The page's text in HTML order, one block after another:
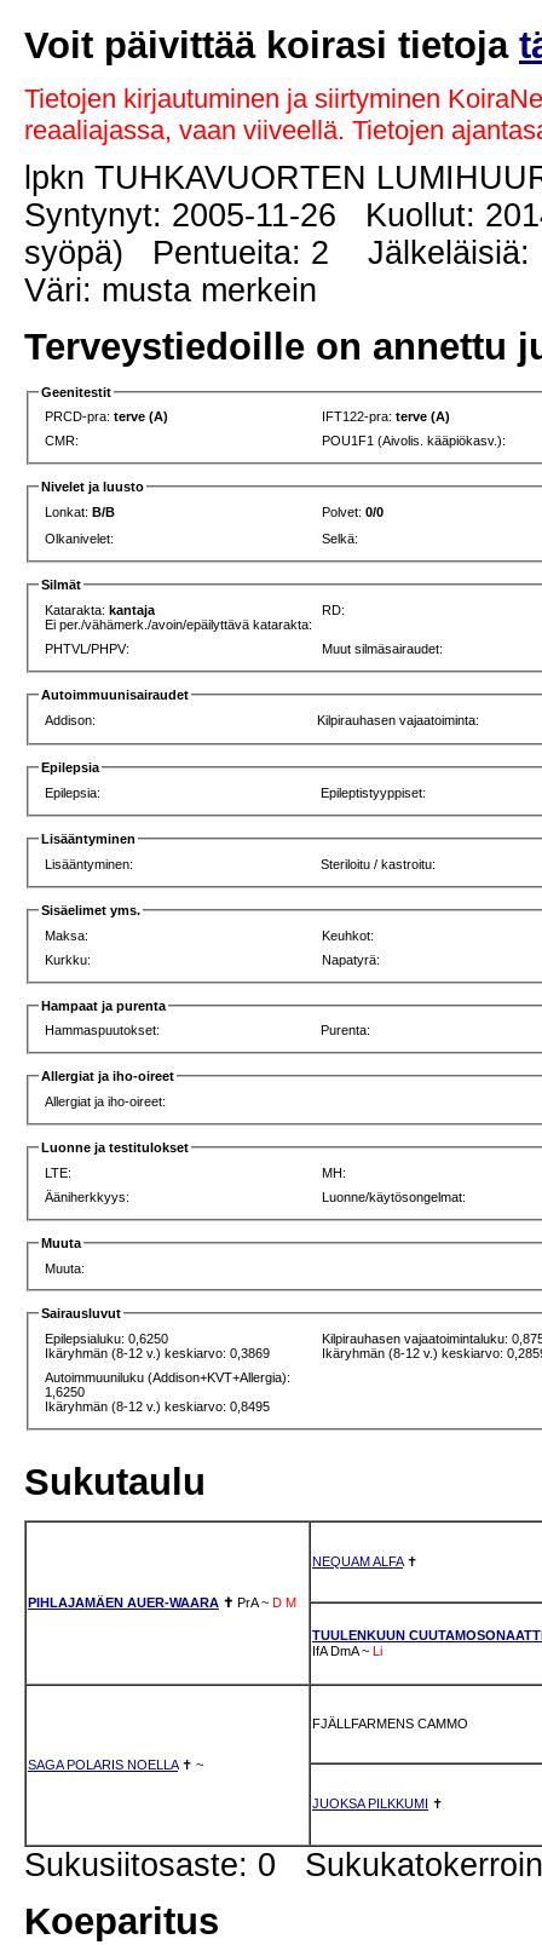
Voit päivittää koirasi tietoja
Tietojen kirjautuminen ja siirtyminen
reaaliajassa, vaan viiveellä. Tietojen
lpkn TUHKAVUORTEN
Syntynyt: 2005-11-26 Kuollut:
syöpä) Pentueita: 2 Jälkeläisiä:
Väri: musta merkein
Terveystiedoille on annettu
Geenitestit
PRCD-pra:terve (A) IFT122-pra:terve (A)
CMR:
POU1F1 (Aivolis. kääpiökasv.):
Nivelet ja luusto
Lonkat:B/B Polvet:0/0
Olkanivelet:
Selkä:
Silmät
Katarakta:kantaja
Ei per./vähämerk./avoin/epäilyttävä katarakta:
RD:
PHTVL/PHPV: Muut silmäsairaudet:
Autoimmuunisairaudet
Addison:
Kilpirauhasen vajaatoiminta:
Epilepsia
Epilepsia:
Epileptistyyppiset:
Lisääntyminen
Lisääntyminen:
Steriloitu / kastroitu:
Sisäelimet yms.
Maksa:
Keuhkot:
Kurkku:
Napatyrä:
Hampaat ja purenta
Hammaspuutokset:
Purenta:
Allergiat ja iho-oireet
Allergiat ja iho-oireet:
Luonne ja testitulokset
LTE:
MH:
Ääniherkkyys:
Luonne/käytösongelmat:
Muuta
Muuta:
Sairausluvut
Epilepsialuku: 0,6250
Ikäryhmän (8-12 v.) keskiarvo: 0,3869
Kilpirauhasen vajaatoimintaluku:
Ikäryhmän (8-12 v.) keskiarvo:
Autoimmuuniluku (Addison+KVT+Allergia):
1,6250
Ikäryhmän (8-12 v.) keskiarvo: 0,8495
Sukutaulu
PIHLAJAMÄEN AUER-WAARA ✝ PrA ~ D M
NEQUAM ALFA✝
TUULENKUUN
IfA DmA ~ Li
SAGA POLARIS NOELLA✝ ~
FJÄLLFARMENS CAMMO
JUOKSA PILKKUMI ✝
Sukusiitosaste: 0
Koeparitus